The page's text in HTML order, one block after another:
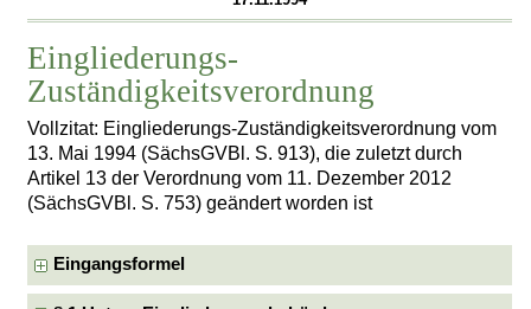
Eingliederungs-
Zuständigkeitsverordnung
Vollzitat: Eingliederungs-Zuständigkeitsverordnung vom
13. Mai 1994 (SächsGVBl. S. 913), die zuletzt durch
Artikel 13 der Verordnung vom 11. Dezember 2012
(SächsGVBl. S. 753) geändert worden ist
Eingangsformel